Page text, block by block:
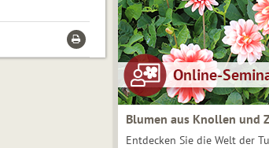
Blumen aus Knollen und
Entdecken Sie die Welt der